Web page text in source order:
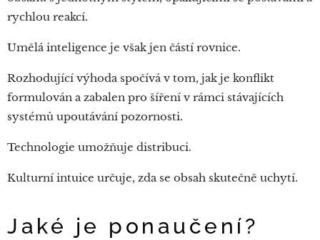
rychlou reakcí.
Umělá inteligence je však jen částí rovnice.
Rozhodující výhoda spočívá v tom, jak je konflikt
formulován a zabalen pro šíření v rámci stávajících
systémů upoutávání pozornosti.
Technologie umožňuje distribuci.
Kulturní intuice určuje, zda se obsah skutečně uchytí.
Jaké je ponaučení?